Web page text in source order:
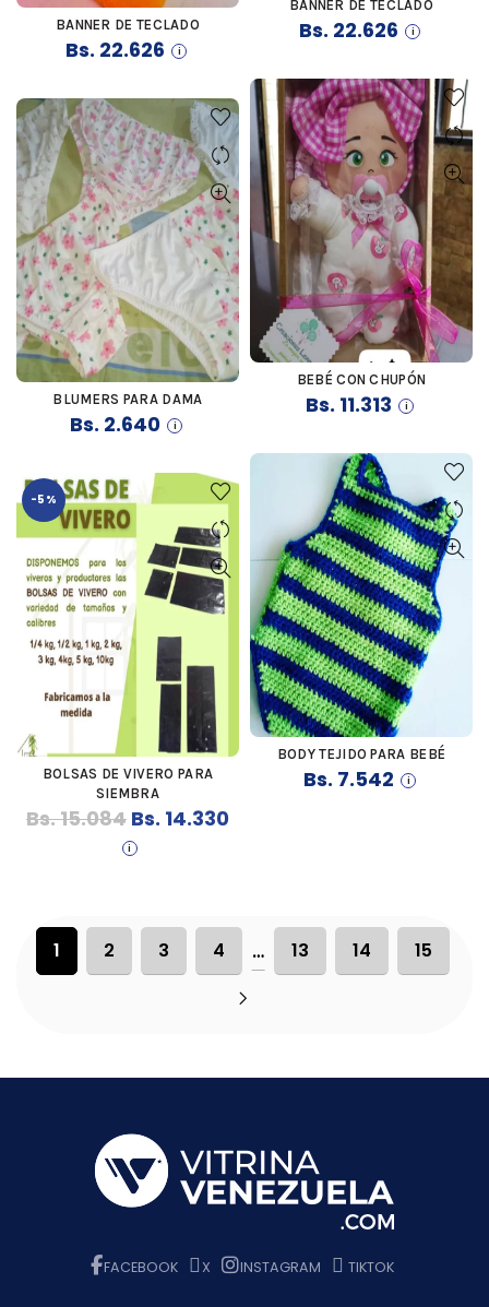
COMPRAR
BANNER DE TECLADO
Bs. 22.626
COMPRAR
BANNER DE TECLADO
Bs. 22.626
COMPRAR
BEBÉ CON CHUPÓN
Bs. 11.313
COMPRAR
BLUMERS PARA DAMA
Bs. 2.640
COMPRAR
BODY TEJIDO PARA BEBÉ
Bs. 7.542
-5%
COMPRAR
BOLSAS DE VIVERO PARA
SIEMBRA
Bs.15.084 El
precio
Bs. 15.084.
Bs. 14.330El
Bs. 14.330.
1
2 3 4 … 13 14 15
FACEBOOK X INSTAGRAM TIKTOK